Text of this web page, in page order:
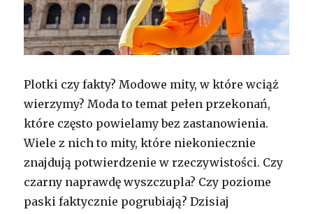
Plotki czy fakty? Modowe mity, w które wciąż
wierzymy? Moda to temat pełen przekonań,
które często powielamy bez zastanowienia.
Wiele z nich to mity, które niekoniecznie
znajdują potwierdzenie w rzeczywistości. Czy
czarny naprawdę wyszczupla? Czy poziome
paski faktycznie pogrubiają? Dzisiaj